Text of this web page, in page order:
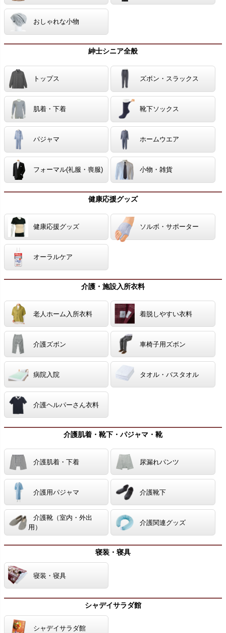
おしゃれな小物
紳士シニア全般
トップス ズボン・スラックス
肌着・下着 靴下ソックス
パジャマ ホームウエア
フォーマル(礼服・喪服) 小物・雑貨
健康応援グッズ
健康応援グッズ ソルボ・サポーター
オーラルケア
介護・施設入所衣料
老人ホーム入所衣料 着脱しやすい衣料
介護ズボン 車椅子用ズボン
病院入院 タオル・バスタオル
介護ヘルパーさん衣料
介護肌着・靴下・パジャマ・靴
介護肌着・下着 尿漏れパンツ
介護用パジャマ 介護靴下
介護靴（室内・外出
用）
介護関連グッズ
寝装・寝具
寝装・寝具
シャデイサラダ館
シャデイサラダ館